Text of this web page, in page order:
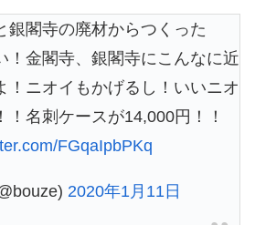
銀閣寺の廃材からつくった
！金閣寺、銀閣寺にこんなに近
！ニオイもかげるし！いいニオ
！名刺ケースが14,000円！！
FGqaIpbPKq
2020年1月11日